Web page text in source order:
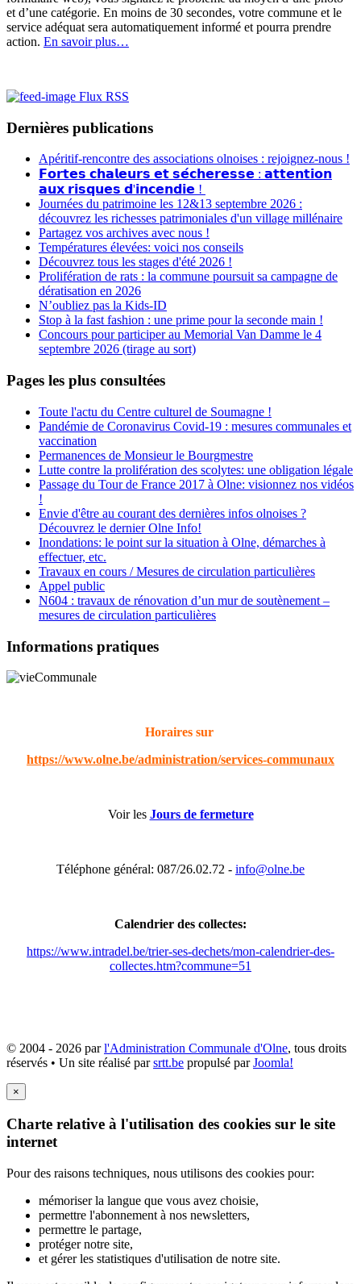
et d’une catégorie. En moins de 30 secondes, votre commune et le
service adéquat sera automatiquement informé et pourra prendre
action. En savoir plus…
Flux RSS
Dernières publications
Apéritif-rencontre des associations olnoises : rejoignez-nous !
𝗙𝗼𝗿𝘁𝗲𝘀 𝗰𝗵𝗮𝗹𝗲𝘂𝗿𝘀 𝗲𝘁 𝘀𝗲́𝗰𝗵𝗲𝗿𝗲𝘀𝘀𝗲 : 𝗮𝘁𝘁𝗲𝗻𝘁𝗶𝗼𝗻
𝗮𝘂𝘅 𝗿𝗶𝘀𝗾𝘂𝗲𝘀 𝗱'𝗶𝗻𝗰𝗲𝗻𝗱𝗶𝗲 !
Journées du patrimoine les 12&13 septembre 2026 :
découvrez les richesses patrimoniales d'un village millénaire
Partagez vos archives avec nous !
Températures élevées: voici nos conseils
Découvrez tous les stages d'été 2026 !
Prolifération de rats : la commune poursuit sa campagne de
dératisation en 2026
N’oubliez pas la Kids-ID
Stop à la fast fashion : une prime pour la seconde main !
Concours pour participer au Memorial Van Damme le 4
septembre 2026 (tirage au sort)
Pages les plus consultées
Toute l'actu du Centre culturel de Soumagne !
Pandémie de Coronavirus Covid-19 : mesures communales et
vaccination
Permanences de Monsieur le Bourgmestre
Lutte contre la prolifération des scolytes: une obligation légale
Passage du Tour de France 2017 à Olne: visionnez nos vidéos
!
Envie d'être au courant des dernières infos olnoises ?
Découvrez le dernier Olne Info!
Inondations: le point sur la situation à Olne, démarches à
effectuer, etc.
Travaux en cours / Mesures de circulation particulières
Appel public
N604 : travaux de rénovation d’un mur de soutènement –
mesures de circulation particulières
Informations pratiques
Horaires sur
https://www.olne.be/administration/services-communaux
Voir les Jours de fermeture
Téléphone général: 087/26.02.72 - info@olne.be
Calendrier des collectes:
https://www.intradel.be/trier-ses-dechets/mon-calendrier-des-
collectes.htm?commune=51
© 2004 - 2026 parl'Administration Communale d'Olne, tous droits
réservés • Un site réalisé parsrtt.be propulsé parJoomla!
×
Charte relative à l'utilisation des cookies sur le site
internet
Pour des raisons techniques, nous utilisons des cookies pour:
mémoriser la langue que vous avez choisie,
permettre l'abonnement à nos newsletters,
permettre le partage,
protéger notre site,
et gérer les statistiques d'utilisation de notre site.